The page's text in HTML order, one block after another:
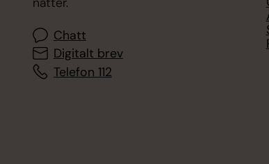
Chatt
Digitalt brev
Telefon 112